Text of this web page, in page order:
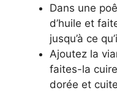
Dans une
d’huile et
jusqu’à ce
Ajoutez la
faites-la cuire
dorée et